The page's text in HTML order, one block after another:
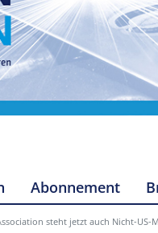
Abonnement
steht jetzt auch Nicht-US-